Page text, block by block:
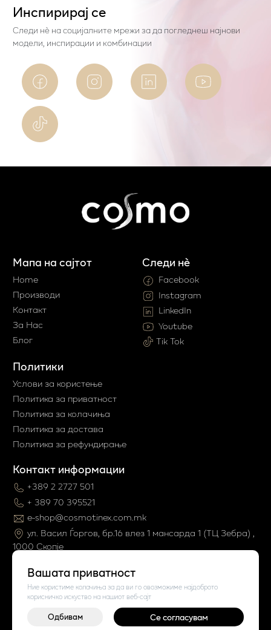
Вашата приватност
Ние користиме колачиња за да ви го овозможиме најдоброто
корисничко искуство на нашиот веб-сајт
Одбивам Се согласувам
Инспирирај се
Следи нѐ на социјалните мрежи за да погледнеш најнови
модели, инспирации и комбинации
Мапа на сајтот
Home
Производи
Контакт
За Нас
Блог
Политики
Услови за користење
Политика за приватност
Политика за колачиња
Политика за достава
Политика за рефундирање
Контакт информации
+389 2 2727 501
+ 389 70 395521
e-shop@cosmotinex.com.mk
ул. Васил Ѓоргов, бр.16 влез 1 мaнсарда 1 (ТЦ Зебра) ,
1000 Скопје
Следи нè
Facebook
Instagram
LinkedIn
Youtube
Tik Tok